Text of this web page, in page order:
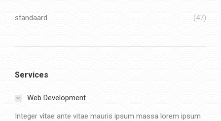
standaard (47)
Services
Web Development
Integer vitae ante vitae mauris ipsum massa lorem ipsum